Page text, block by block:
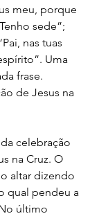
meu, porque
sede”;
nas tuas
Uma
frase.
de Jesus na
celebração
na Cruz. O
altar dizendo
qual pendeu a
último